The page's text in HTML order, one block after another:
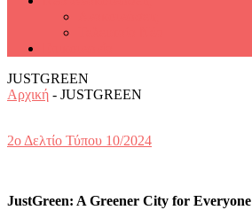
JUSTGREEN
Αρχική - JUSTGREEN
2ο Δελτίο Τύπου 10/2024
JustGreen: A Greener City for Everyone